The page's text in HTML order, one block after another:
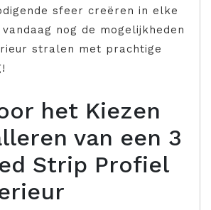
sfeer creëren in elke
nog de mogelijkheden
stralen met prachtige
het Kiezen
van een 3
Strip Profiel